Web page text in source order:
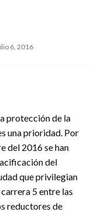
6, 2016
protección de la
una prioridad. Por
del 2016 se han
del
que privilegian
5 entre las
reductores de